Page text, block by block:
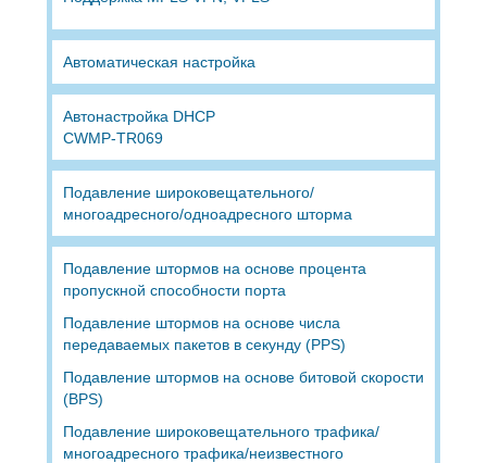
Автоматическая настройка
Автонастройка DHCP
CWMP-TR069
Подавление широковещательного/
многоадресного/одноадресного шторма
Подавление штормов на основе процента
пропускной способности порта
Подавление штормов на основе числа
передаваемых пакетов в секунду (PPS)
Подавление штормов на основе битовой скорости
(BPS)
Подавление широковещательного трафика/
многоадресного трафика/неизвестного